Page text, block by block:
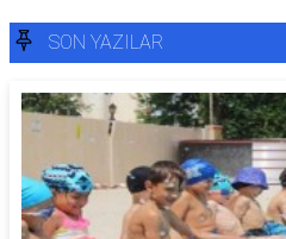
SON YAZILAR